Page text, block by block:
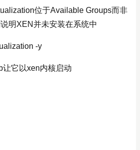
位于Available Groups而非
明XEN并未安装在系统中
-y
它以xen内核启动